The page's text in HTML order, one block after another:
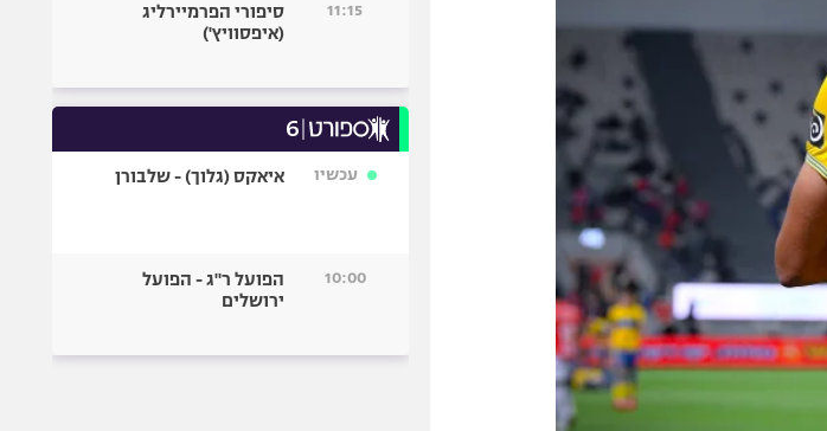
11:15
סיפורי הפרמיירליג
(איפסוויץ')
עכשיו איאקס (גלוך) - שלבורן
10:00
הפועל ר"ג - הפועל
ירושלים